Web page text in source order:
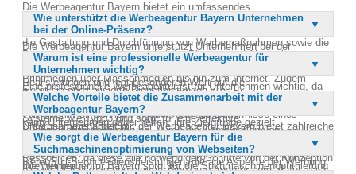
Die Werbeagentur Bayern bietet ein umfassendes
Leistungsspektrum rund um Werbung und Kommunikation. Dazu
gehören die Entwicklung und Konzeption von Werbekampagnen,
die Gestaltung und Durchführung von Werbemaßnahmen sowie die
Beratung und Unterstützung bei der Planung und Abwicklung von
Werbekonzepten. Die Agentur deckt alle Medienbereiche ab, von
Printmedien über Massenmedien bis hin zum Internet. Zudem
bietet sie spezialisierte Dienstleistungen wie
Suchmaschinenoptimierung und Webdesign an. Kunden profitieren
von einem Full-Service-Angebot, das alle Bedürfnisse eines
Unternehmens abdeckt.
Wie unterstützt die Werbeagentur Bayern Unternehmen
bei der Online-Präsenz?
Die Werbeagentur Bayern unterstützt Unternehmen bei der
Optimierung ihrer Online-Präsenz durch professionelle Webdesign-
und Programmierdienstleistungen. Sie bietet modernste technische
Realisierungen und legt besonderen Wert auf die
Suchmaschinenfreundlichkeit der Webseiten. Die Agentur
übernimmt auch bestehende Designs in Content-Management-
Systeme wie Typo3 und sorgt für eine effektive
Suchmaschinenoptimierung. Durch die Kombination von
ansprechendem Design und gezieltem Online-Marketing trägt die
Agentur zur erfolgreichen Positionierung von Unternehmen im
Internet bei.
Warum ist eine professionelle Werbeagentur für
Unternehmen wichtig?
Eine professionelle Werbeagentur ist für Unternehmen wichtig, da
sie über das notwendige Fachwissen und die Erfahrung verfügt, um
effektive Werbekampagnen zu entwickeln und umzusetzen. Sie
kann Unternehmen dabei helfen, ihre Zielgruppe gezielt
anzusprechen und ihre Werbebotschaft optimal zu kommunizieren.
Zudem spart die Zusammenarbeit mit einer Agentur Zeit und
Ressourcen, da diese alle notwendigen Schritte von der Konzeption
bis zur Umsetzung übernimmt. Eine gute Agentur sorgt dafür, dass
Welche Vorteile bietet die Zusammenarbeit mit der
Werbeagentur Bayern?
Die Zusammenarbeit mit der Werbeagentur Bayern bietet zahlreiche
Vorteile, darunter ein umfassendes Leistungsspektrum und
maßgeschneiderte Lösungen für jedes Unternehmen. Die Agentur
bietet Full-Service-Dienstleistungen, die alle Aspekte der Werbung
Wie sorgt die Werbeagentur Bayern für die
Suchmaschinenoptimierung von Webseiten?
Die Werbeagentur Bayern sorgt für die Suchmaschinenoptimierung